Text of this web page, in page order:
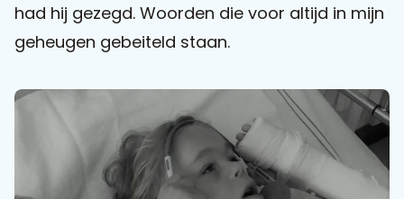
had hij gezegd. Woorden die voor altijd in mijn
geheugen gebeiteld staan.